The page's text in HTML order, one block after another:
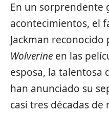
En un sorprendente
acontecimientos, el
Jackman reconocido
Wolverine en las
esposa, la talentosa
han anunciado su
casi tres décadas